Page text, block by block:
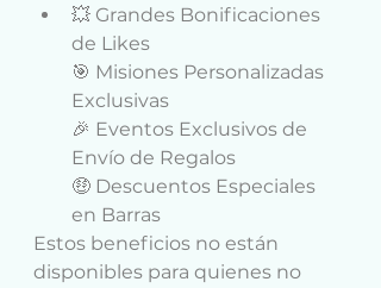
💥 Grandes Bonificaciones
de Likes
🎯 Misiones Personalizadas
Exclusivas
🎉 Eventos Exclusivos de
Envío de Regalos
🤑 Descuentos Especiales
en Barras
Estos beneficios no están
disponibles para quienes no